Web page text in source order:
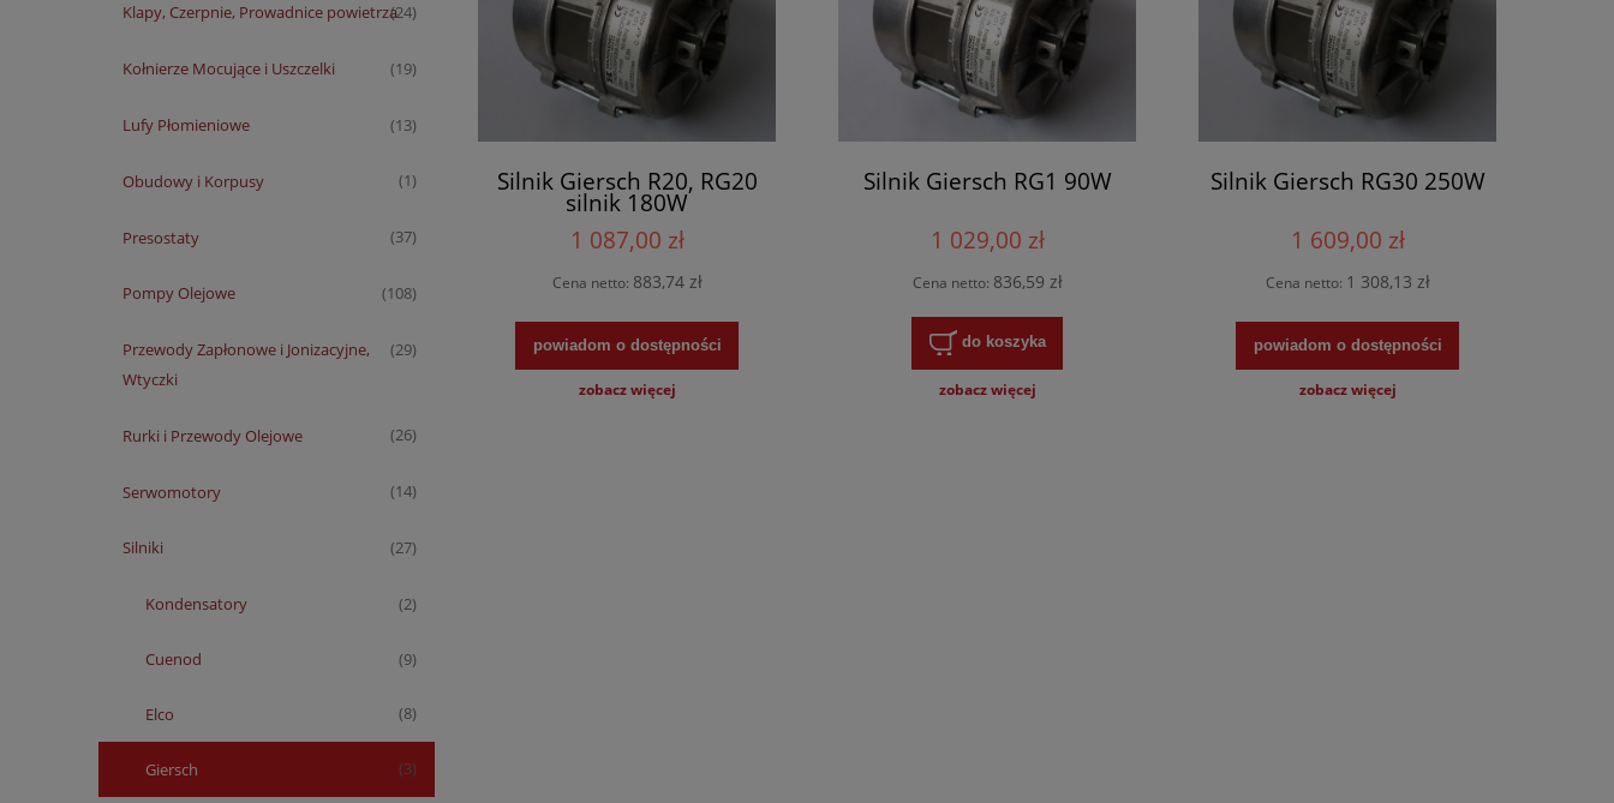
Klapy, Czerpnie, Prowadnice powietrza(24)
Kołnierze Mocujące i Uszczelki (19)
Lufy Płomieniowe (13)
Obudowy i Korpusy (1)
Presostaty (37)
Pompy Olejowe (108)
Przewody Zapłonowe i Jonizacyjne,
Wtyczki
(29)
Rurki i Przewody Olejowe (26)
Serwomotory (14)
Silniki (27)
Kondensatory (2)
Cuenod (9)
Elco (8)
Giersch (3)
Silnik Giersch R20, RG20
silnik 180W
1 087,00 zł
Cena netto: 883,74 zł
powiadom o dostępności
zobacz więcej
Silnik Giersch RG1 90W
1 029,00 zł
Cena netto: 836,59 zł
do koszyka
zobacz więcej
Silnik Giersch RG30 250W
1 609,00 zł
Cena netto: 1 308,13 zł
powiadom o dostępności
zobacz więcej